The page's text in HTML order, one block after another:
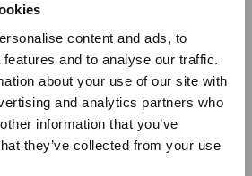
content and ads, to
and to analyse our traffic.
about your use of our site with
and analytics partners who
information that you’ve
they’ve collected from your use
nog wel meer voor de
over hoorden en er nu wel
weten.
beleef ze in het theater!